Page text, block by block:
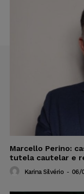
Marcello Perino:
tutela cautelar e
Karina Silvério - 06/